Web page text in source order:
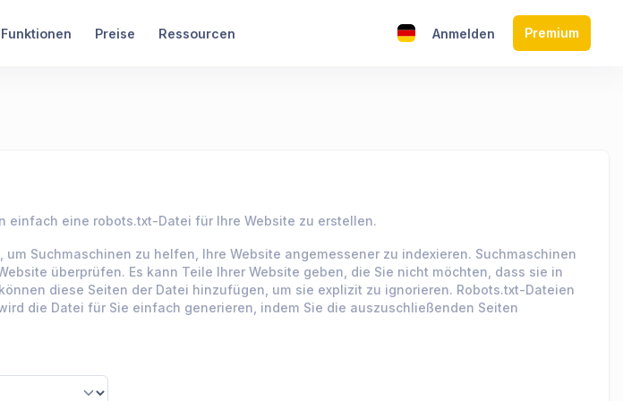
Funktionen Preise Ressourcen Anmelden Premium
einfach eine robots.txt-Datei für Ihre Website zu erstellen.
Suchmaschinen zu helfen, Ihre Website angemessener zu indexieren. Suchmaschinen
überprüfen. Es kann Teile Ihrer Website geben, die Sie nicht möchten, dass sie in
diese Seiten der Datei hinzufügen, um sie explizit zu ignorieren. Robots.txt-Dateien
die Datei für Sie einfach generieren, indem Sie die auszuschließenden Seiten